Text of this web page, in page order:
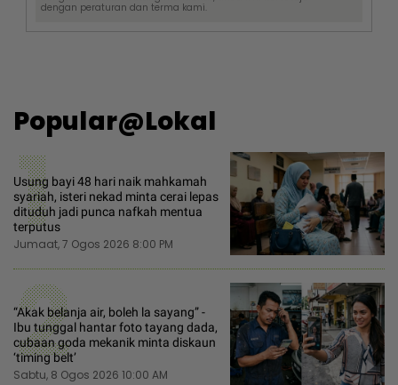
dengan peraturan dan terma kami.
Popular@Lokal
1
Usung bayi 48 hari naik mahkamah
syariah, isteri nekad minta cerai lepas
dituduh jadi punca nafkah mentua
terputus
Jumaat, 7 Ogos 2026 8:00 PM
2
“Akak belanja air, boleh la sayang” -
Ibu tunggal hantar foto tayang dada,
cubaan goda mekanik minta diskaun
‘timing belt’
Sabtu, 8 Ogos 2026 10:00 AM